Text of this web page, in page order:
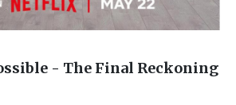
- The Final Reckoning